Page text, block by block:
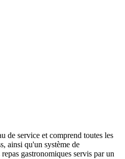
de service et comprend toutes les
ainsi qu'un système de
gastronomiques servis par un